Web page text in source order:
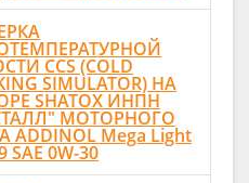
CCS (COLD
SIMULATOR) НА
SHATOX ИНПН
МОТОРНОГО
ADDINOL Mega Light
SAE 0W-30